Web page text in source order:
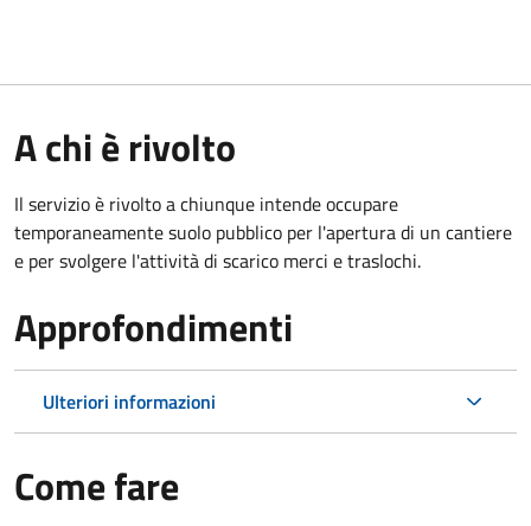
A chi è rivolto
Il servizio è rivolto a chiunque intende occupare
temporaneamente suolo pubblico per l'apertura di un cantiere
e per svolgere l'attività di scarico merci e traslochi.
Approfondimenti
Ulteriori informazioni
Come fare